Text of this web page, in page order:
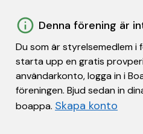
Denna förening är
Du som är styrelsemedlem i
starta upp en gratis
användarkonto, logga in i
föreningen. Bjud sedan in
boappa. Skapa konto